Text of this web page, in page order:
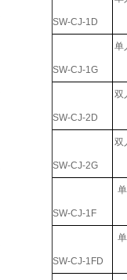
SW-CJ-1D
SW-CJ-1G
单
SW-CJ-2D
双
SW-CJ-2G
双
SW-CJ-1F
SW-CJ-1FD